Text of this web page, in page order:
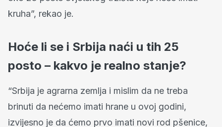
kruha”, rekao je.
Hoće li se i Srbija naći u tih 25
posto – kakvo je realno stanje?
“Srbija je agrarna zemlja i mislim da ne treba
brinuti da nećemo imati hrane u ovoj godini,
izvijesno je da ćemo prvo imati novi rod pšenice,